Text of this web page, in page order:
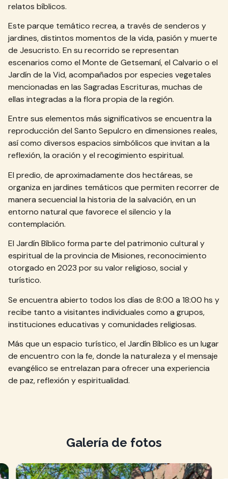
relatos bíblicos.
Este parque temático recrea, a través de senderos y
jardines, distintos momentos de la vida, pasión y muerte
de Jesucristo. En su recorrido se representan
escenarios como el Monte de Getsemaní, el Calvario o el
Jardín de la Vid, acompañados por especies vegetales
mencionadas en las Sagradas Escrituras, muchas de
ellas integradas a la flora propia de la región.
Entre sus elementos más significativos se encuentra la
reproducción del Santo Sepulcro en dimensiones reales,
así como diversos espacios simbólicos que invitan a la
reflexión, la oración y el recogimiento espiritual.
El predio, de aproximadamente dos hectáreas, se
organiza en jardines temáticos que permiten recorrer de
manera secuencial la historia de la salvación, en un
entorno natural que favorece el silencio y la
contemplación.
El Jardín Bíblico forma parte del patrimonio cultural y
espiritual de la provincia de Misiones, reconocimiento
otorgado en 2023 por su valor religioso, social y
turístico.
Se encuentra abierto todos los días de 8:00 a 18:00 hs y
recibe tanto a visitantes individuales como a grupos,
instituciones educativas y comunidades religiosas.
Más que un espacio turístico, el Jardín Bíblico es un lugar
de encuentro con la fe, donde la naturaleza y el mensaje
evangélico se entrelazan para ofrecer una experiencia
de paz, reflexión y espiritualidad.
Galería de fotos